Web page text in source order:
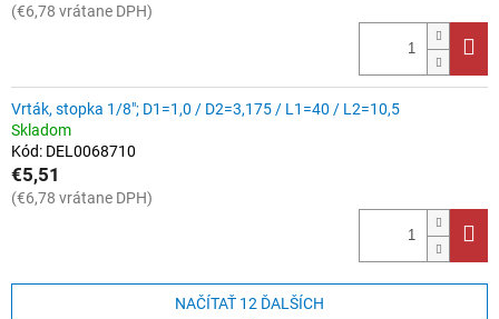
(€6,78 vrátane DPH)
Vrták, stopka 1/8"; D1=1,0 / D2=3,175 / L1=40 / L2=10,5
Skladom
Kód: DEL0068710
€5,51
(€6,78 vrátane DPH)
NAČÍTAŤ 12 ĎALŠÍCH